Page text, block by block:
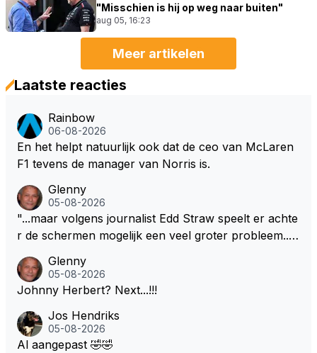
"Misschien is hij op weg naar buiten"
aug 05, 16:23
Meer artikelen
Laatste reacties
Rainbow
06-08-2026
En het helpt natuurlijk ook dat de ceo van McLaren
F1 tevens de manager van Norris is.
Glenny
05-08-2026
"...maar volgens journalist Edd Straw speelt er achte
r de schermen mogelijk een veel groter probleem..."
Glenny
05-08-2026
Johnny Herbert? Next...!!!
Jos Hendriks
05-08-2026
Al aangepast 🤣🤣